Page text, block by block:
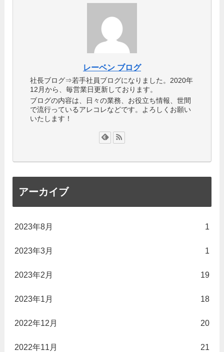
レーベン ブログ
社長ブログ⇒若手社員ブログになりました。2020年
12月から、毎営業日更新しております。
ブログの内容は、日々の業務、お役立ち情報、世間
で流行っているアレコレなどです。よろしくお願い
いたします！
アーカイブ
2023年8月 1
2023年3月 1
2023年2月 19
2023年1月 18
2022年12月 20
2022年11月 21